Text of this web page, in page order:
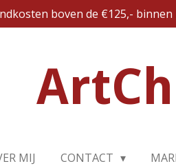
boven de €125,-
MIJ CONTACT